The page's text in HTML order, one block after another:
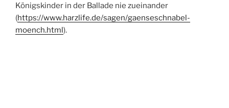
Königskinder in der Ballade nie zueinander
(https://www.harzlife.de/sagen/gaenseschnabel-
moench.html).